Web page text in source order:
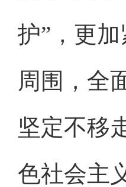
护”，更
周围，全
坚定不移
色社会主